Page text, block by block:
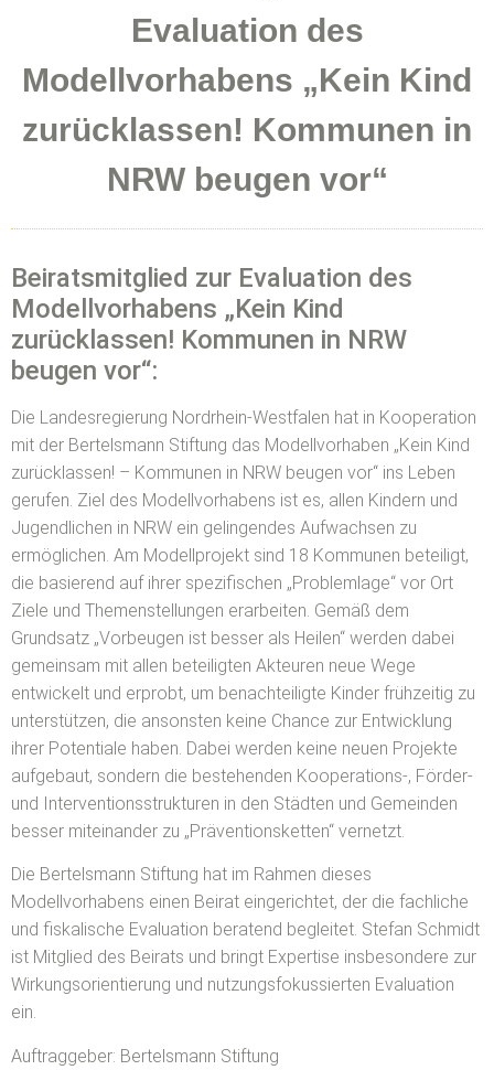
Evaluation des
Modellvorhabens „Kein Kind
zurücklassen! Kommunen in
NRW beugen vor“
Beiratsmitglied zur Evaluation des
Modellvorhabens „Kein Kind
zurücklassen! Kommunen in NRW
beugen vor“:
Die Landesregierung Nordrhein-Westfalen hat in Kooperation
mit der Bertelsmann Stiftung das Modellvorhaben „Kein Kind
zurücklassen! – Kommunen in NRW beugen vor“ ins Leben
gerufen. Ziel des Modellvorhabens ist es, allen Kindern und
Jugendlichen in NRW ein gelingendes Aufwachsen zu
ermöglichen. Am Modellprojekt sind 18 Kommunen beteiligt,
die basierend auf ihrer spezifischen „Problemlage“ vor Ort
Ziele und Themenstellungen erarbeiten. Gemäß dem
Grundsatz „Vorbeugen ist besser als Heilen“ werden dabei
gemeinsam mit allen beteiligten Akteuren neue Wege
entwickelt und erprobt, um benachteiligte Kinder frühzeitig zu
unterstützen, die ansonsten keine Chance zur Entwicklung
ihrer Potentiale haben. Dabei werden keine neuen Projekte
aufgebaut, sondern die bestehenden Kooperations-, Förder-
und Interventionsstrukturen in den Städten und Gemeinden
besser miteinander zu „Präventionsketten“ vernetzt.
Die Bertelsmann Stiftung hat im Rahmen dieses
Modellvorhabens einen Beirat eingerichtet, der die fachliche
und fiskalische Evaluation beratend begleitet. Stefan Schmidt
ist Mitglied des Beirats und bringt Expertise insbesondere zur
Wirkungsorientierung und nutzungsfokussierten Evaluation
ein.
Auftraggeber: Bertelsmann Stiftung